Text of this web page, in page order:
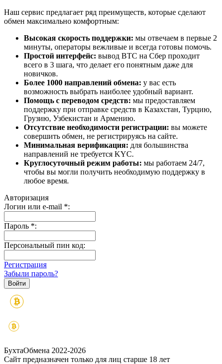
Наш сервис предлагает ряд преимуществ, которые сделают
обмен максимально комфортным:
Высокая скорость поддержки: мы отвечаем в первые 2
минуты, операторы вежливые и всегда готовы помочь.
Простой интерфейс: вывод BTC на Сбер проходит
всего в 3 шага, что делает его понятным даже для
новичков.
Более 1000 направлений обмена: у вас есть
возможность выбрать наиболее удобный вариант.
Помощь с переводом средств: мы предоставляем
поддержку при отправке средств в Казахстан, Турцию,
Грузию, Узбекистан и Армению.
Отсутствие необходимости регистрации: вы можете
совершить обмен, не регистрируясь на сайте.
Минимальная верификация: для большинства
направлений не требуется KYC.
Круглосуточный режим работы: мы работаем 24/7,
чтобы вы могли получить необходимую поддержку в
любое время.
Авторизация
Логин или e-mail *:
Пароль *:
Персональный пин код:
Регистрация
Забыли пароль?
БухтаОбмена 2022-2026
Сайт предназначен только для лиц старше 18 лет